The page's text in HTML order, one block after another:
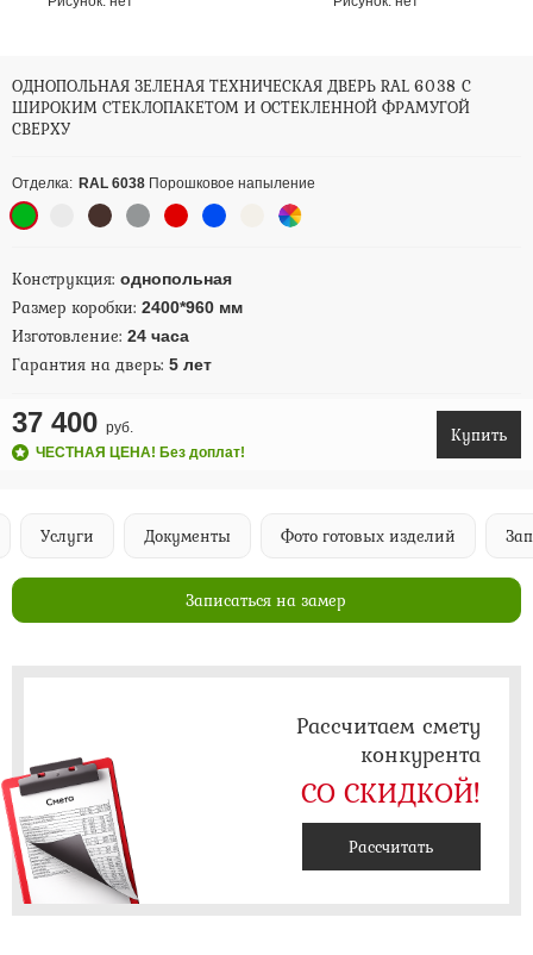
ОДНОПОЛЬНАЯ ЗЕЛЕНАЯ ТЕХНИЧЕСКАЯ ДВЕРЬ RAL 6038 С
ШИРОКИМ СТЕКЛОПАКЕТОМ И ОСТЕКЛЕННОЙ ФРАМУГОЙ
СВЕРХУ
Отделка: RAL 6038 Порошковое напыление
Конструкция: однопольная
Размер коробки: 2400*960 мм
Изготовление: 24 часа
Гарантия на дверь: 5 лет
37 400 руб.
ЧЕСТНАЯ ЦЕНА! Без доплат!
Купить
Услуги Документы Фото готовых изделий
Записаться на замер
Рассчитаем смету
конкурента
СО СКИДКОЙ!
Рассчитать